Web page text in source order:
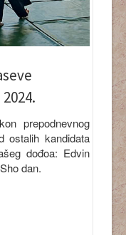
prepodnevnog
ostalih kandidata
dođoa: Edvin
dan.